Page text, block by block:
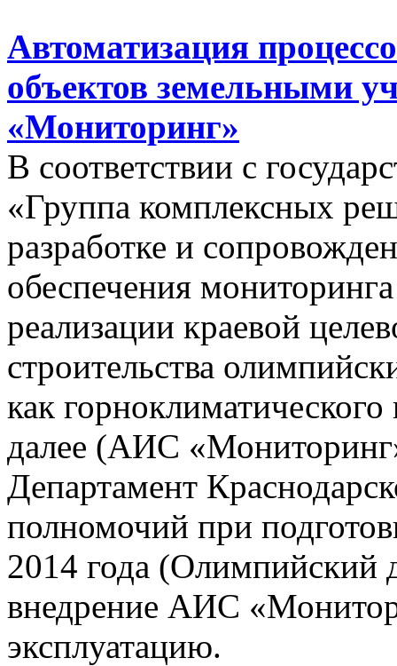
Автоматизация
объектов земельными
«Мониторинг»
В соответствии с
«Группа комплексных
разработке и
обеспечения
реализации краевой
строительства
как
далее (АИС
Департамент
полномочий при
2014 года (Олимпийский
внедрение АИС
эксплуатацию.